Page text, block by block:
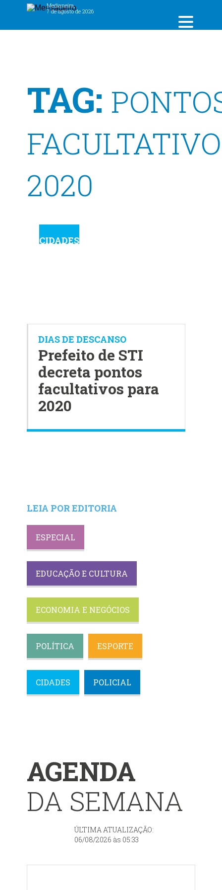
Medianeira,
7 de agosto de 2026
TAG:
2020
CIDADES
DIAS DE DESCANSO
Prefeito de STI
decreta pontos
facultativos para
2020
LEIA POR EDITORIA
CIDADES POLICIAL
POLÍTICA ESPORTE
ECONOMIA E NEGÓCIOS
EDUCAÇÃO E CULTURA
ESPECIAL
AGENDA
DA SEMANA
ÚLTIMA ATUALIZAÇÃO:
06/08/2026 às 05:33